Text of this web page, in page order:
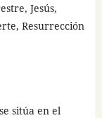
Jesús,
Resurrección
sitúa en el